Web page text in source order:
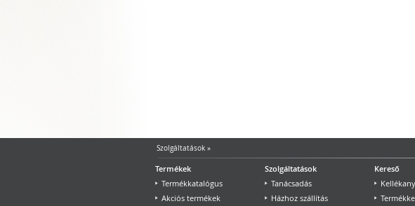
Szolgáltatások»
Termékek
Termékkatalógus
Akciós termékek
Szolgáltatások
Tanácsadás
Házhoz szállítás
Kereső